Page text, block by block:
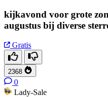
kijkavond voor grote
augustus bij diverse
Gratis
2368
0
Lady-Sale